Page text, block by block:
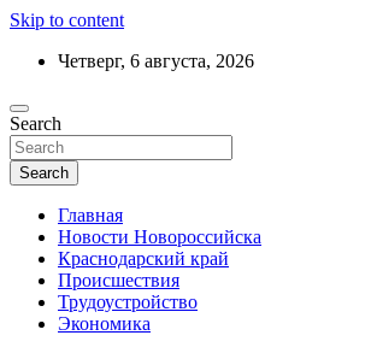
Skip to content
Четверг, 6 августа, 2026
Актуальные новости
Краснодарского края
Ежедневный дайджест событий региона
Search
Search
Главная
Новости Новороссийска
Краснодарский край
Происшествия
Трудоустройство
Экономика